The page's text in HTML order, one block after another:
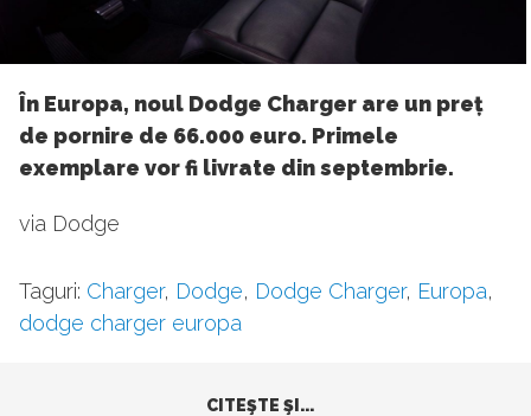
În Europa, noul Dodge Charger are un preț
de pornire de 66.000 euro. Primele
exemplare vor fi livrate din septembrie.
via Dodge
Taguri: Charger, Dodge, Dodge Charger, Europa,
dodge charger europa
CITEŞTE ŞI...